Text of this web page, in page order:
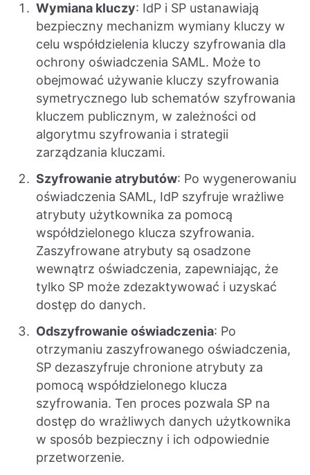
Wymiana kluczy: IdP i SP ustanawiają
bezpieczny mechanizm wymiany kluczy w
celu współdzielenia kluczy szyfrowania dla
ochrony oświadczenia SAML. Może to
obejmować używanie kluczy szyfrowania
symetrycznego lub schematów szyfrowania
kluczem publicznym, w zależności od
algorytmu szyfrowania i strategii
zarządzania kluczami.
Szyfrowanie atrybutów: Po wygenerowaniu
oświadczenia SAML, IdP szyfruje wrażliwe
atrybuty użytkownika za pomocą
współdzielonego klucza szyfrowania.
Zaszyfrowane atrybuty są osadzone
wewnątrz oświadczenia, zapewniając, że
tylko SP może zdezaktywować i uzyskać
dostęp do danych.
Odszyfrowanie oświadczenia: Po
otrzymaniu zaszyfrowanego oświadczenia,
SP dezaszyfruje chronione atrybuty za
pomocą współdzielonego klucza
szyfrowania. Ten proces pozwala SP na
dostęp do wrażliwych danych użytkownika
w sposób bezpieczny i ich odpowiednie
przetworzenie.